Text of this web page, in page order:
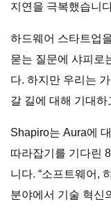
지연을 극복했습니
하드웨어 스타트업
묻는 질문에 샤피로
다. 하지만 우리는
갈 길에 대해 기대하
Shapiro는 Aura에
따라잡기를 기다린
니다. “소프트웨어,
분야에서 기술 혁신